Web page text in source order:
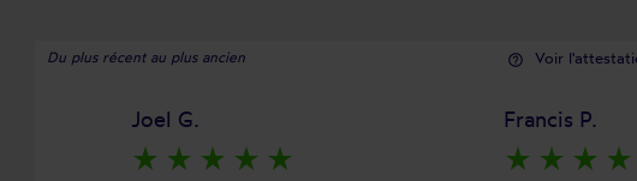
Du plus récent au plus ancien help_outline Voir
Joel G.
star_rate star_rate star_rate star_rate star_rate
Francis P.
star_rate star_rate star_rate star_rate